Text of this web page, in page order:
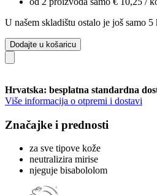
U našem skladištu ostalo je još samo
Dodajte u košaricu
Hrvatska: besplatna standardna
Više informacija o otpremi i dostavi
Značajke i prednosti
za sve tipove kože
neutralizira mirise
njeguje bisabololom